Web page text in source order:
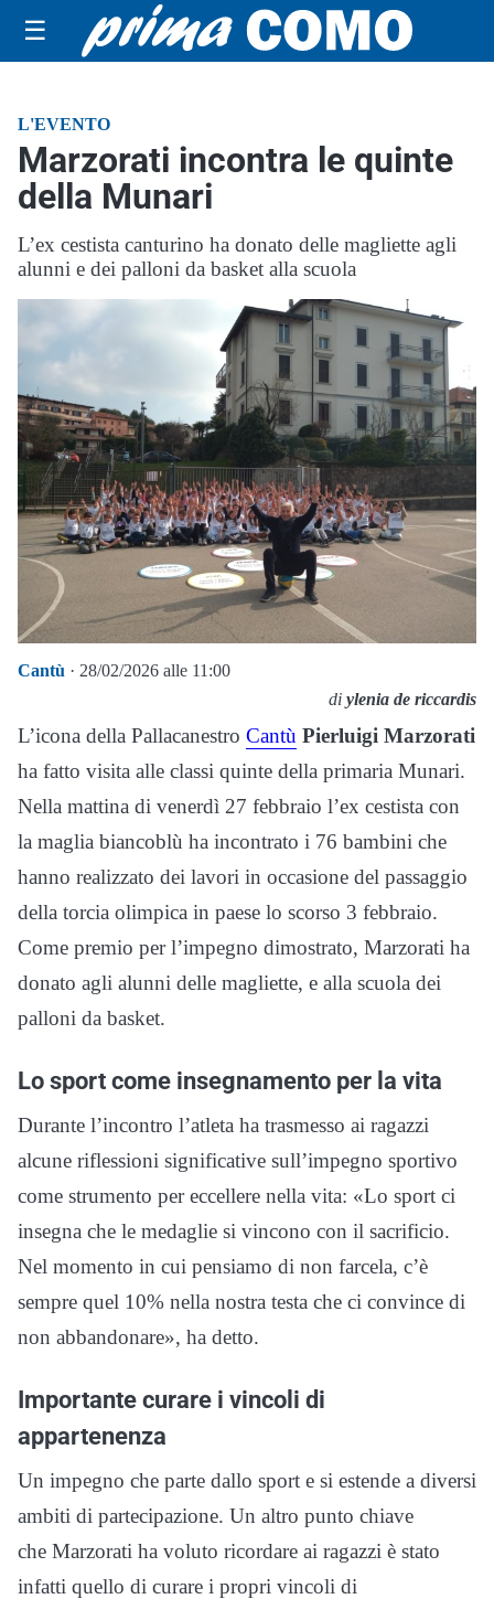
☰
L'EVENTO
Marzorati incontra le quinte
della Munari
L’ex cestista canturino ha donato delle magliette agli
alunni e dei palloni da basket alla scuola
Cantù · 28/02/2026 alle 11:00
di ylenia de riccardis
L’icona della Pallacanestro Cantù Pierluigi Marzorati
ha fatto visita alle classi quinte della primaria Munari.
Nella mattina di venerdì 27 febbraio l’ex cestista con
la maglia biancoblù ha incontrato i 76 bambini che
hanno realizzato dei lavori in occasione del passaggio
della torcia olimpica in paese lo scorso 3 febbraio.
Come premio per l’impegno dimostrato, Marzorati ha
donato agli alunni delle magliette, e alla scuola dei
palloni da basket.
Lo sport come insegnamento per la vita
Durante l’incontro l’atleta ha trasmesso ai ragazzi
alcune riflessioni significative sull’impegno sportivo
come strumento per eccellere nella vita: «Lo sport ci
insegna che le medaglie si vincono con il sacrificio.
Nel momento in cui pensiamo di non farcela, c’è
sempre quel 10% nella nostra testa che ci convince di
non abbandonare», ha detto.
Importante curare i vincoli di
appartenenza
Un impegno che parte dallo sport e si estende a diversi
ambiti di partecipazione. Un altro punto chiave
che Marzorati ha voluto ricordare ai ragazzi è stato
infatti quello di curare i propri vincoli di